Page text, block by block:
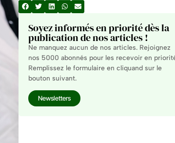
Soyez informés en priorité dès la
publication de nos articles !
Ne manquez aucun de nos articles. Rejoignez
nos 5000 abonnés pour les recevoir en
Remplissez le formulaire en cliquand sur le
bouton suivant.
Newsletters